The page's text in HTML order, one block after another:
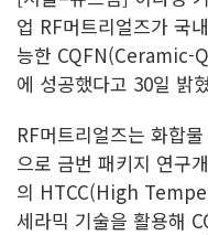
업 RF머트리얼즈가 국
능한 CQFN(Ceramic-
에 성공했다고 30일 밝
RF머트리얼즈는 화합
으로 금번 패키지 연구
의 HTCC(High
세라믹 기술을 활용해